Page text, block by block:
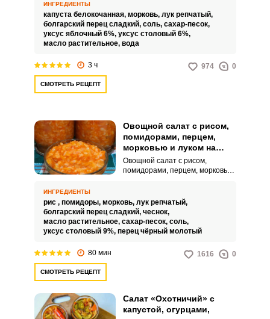
перец с морковью и луком. В
этом рецепте нарезку всех
овощей сначала маринуем в
течение 2 часов, а затем
ИНГРЕДИЕНТЫ
капуста белокочанная, морковь, лук репчатый,
болгарский перец сладкий, соль, сахар-песок,
уксус яблочный 6%, уксус столовый 6%,
масло растительное, вода
3 ч 974 0
СМОТРЕТЬ РЕЦЕПТ
Овощной салат с рисом,
помидорами, перцем,
морковью и луком на
зиму
Овощной салат с рисом,
помидорами, перцем, морковью
вкусное и полезное блюдо,
которое можно быстро
разогреть и съесть в любое
время. Такой салат можно
мясным или рыбным блюдам, а
также подавать как закуску к
по ингредиентам:Болгарский
перец выбирайте крепкий и
упругий, без пятен и
ИНГРЕДИЕНТЫ
рис , помидоры, морковь, лук репчатый,
болгарский перец сладкий, чеснок,
масло растительное, сахар-песок, соль,
уксус столовый 9%, перец чёрный молотый
80 мин 1616 0
СМОТРЕТЬ РЕЦЕПТ
Салат «Охотничий» с
капустой, огурцами,